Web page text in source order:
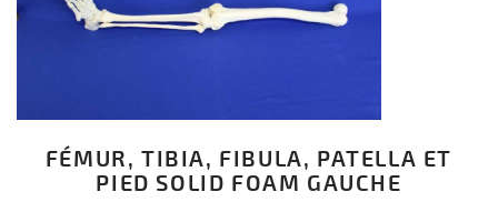
FÉMUR, TIBIA, FIBULA, PATELLA ET
PIED SOLID FOAM GAUCHE